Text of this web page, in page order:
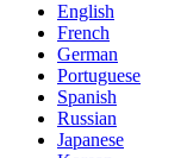
English
French
German
Portuguese
Spanish
Russian
Japanese